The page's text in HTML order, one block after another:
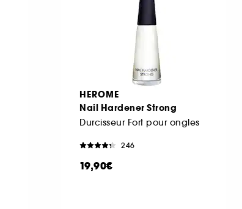
HEROME
Nail Hardener Strong
Durcisseur Fort pour ongles
246
19,90€